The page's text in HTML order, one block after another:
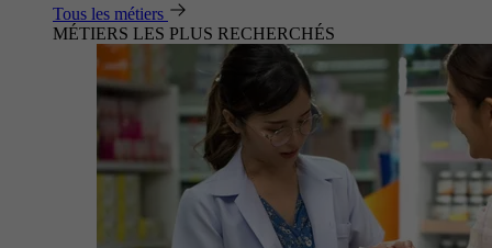
Tous les métiers
MÉTIERS LES PLUS RECHERCHÉS